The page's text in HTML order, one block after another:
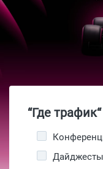
“Где
Дайджесты